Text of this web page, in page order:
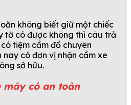
không biết giữ một chiếc
tờ có được không thì câu trả
tiệm cầm đồ chuyên
nay có đơn vị nhận cầm xe
sở hữu.
máy có an toàn